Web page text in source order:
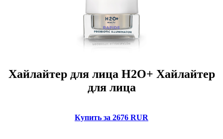
Хайлайтер для лица H2O+ Хайлайтер
для лица
Купить за 2676 RUR